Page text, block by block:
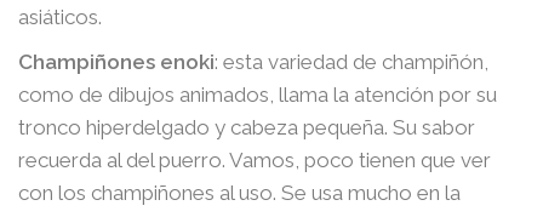
asiáticos.
Champiñones enoki: esta variedad de champiñón,
como de dibujos animados, llama la atención por su
tronco hiperdelgado y cabeza pequeña. Su sabor
recuerda al del puerro. Vamos, poco tienen que ver
con los champiñones al uso. Se usa mucho en la